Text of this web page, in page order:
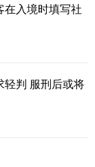
在入境时填写社
轻判 服刑后或将